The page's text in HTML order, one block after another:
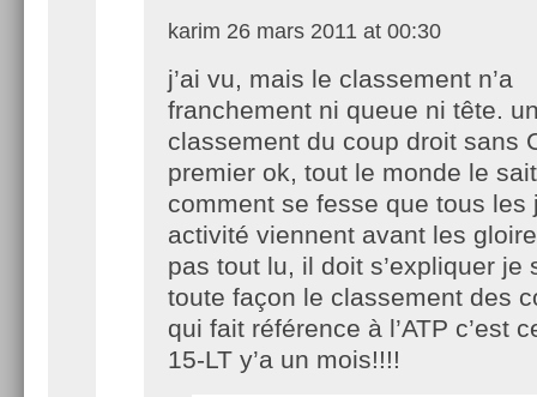
karim 26 mars 2011 at 00:30
j’ai vu, mais le classement n’a
franchement ni queue ni tête.
classement du coup droit sans
premier ok, tout le monde le
comment se fesse que tous les
activité viennent avant les
pas tout lu, il doit s’expliquer je
toute façon le classement des
qui fait référence à l’ATP c’est
15-LT y’a un mois!!!!